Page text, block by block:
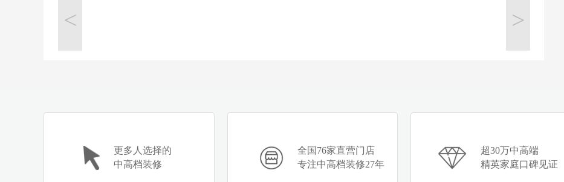
< >
更多人选择的
中高档装修
全国76家直营门店
专注中高档装修27年
超30万中高端
精英家庭口碑见证